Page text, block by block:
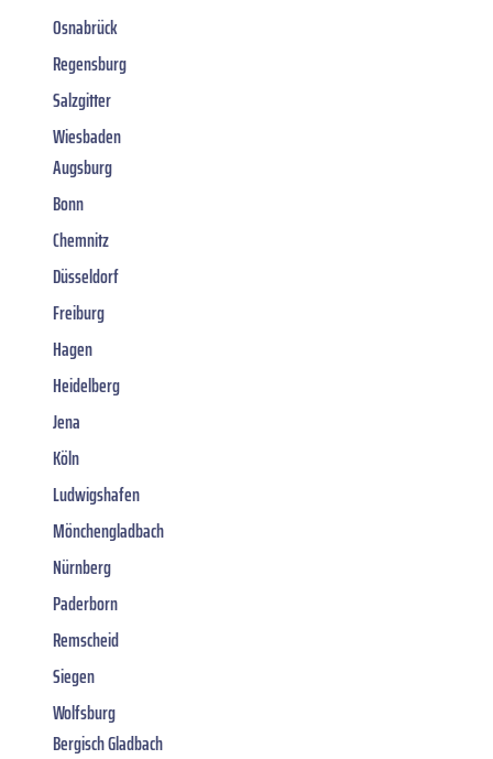
Osnabrück
Regensburg
Salzgitter
Wiesbaden
Augsburg
Bonn
Chemnitz
Düsseldorf
Freiburg
Hagen
Heidelberg
Jena
Köln
Ludwigshafen
Mönchengladbach
Nürnberg
Paderborn
Remscheid
Siegen
Wolfsburg
Bergisch Gladbach